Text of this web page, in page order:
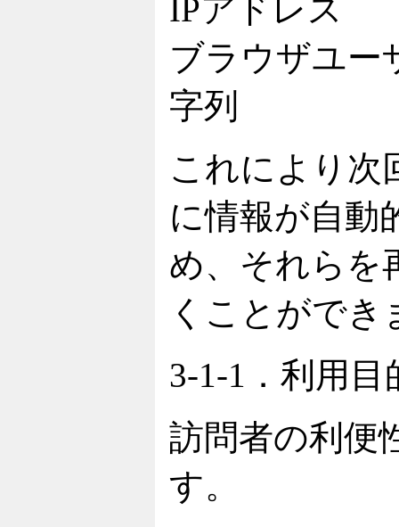
IPアドレス
ブラウザユー
字列
これにより次
に情報が自動
め、それらを
くことができ
3-1-1．利用
訪問者の利便
す。